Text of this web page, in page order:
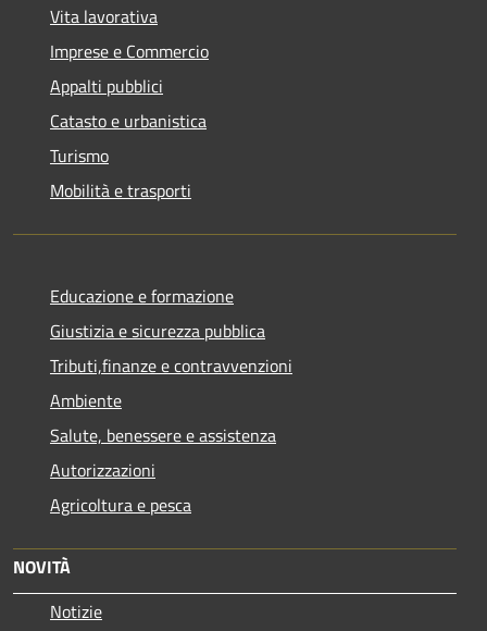
Vita lavorativa
Imprese e Commercio
Appalti pubblici
Catasto e urbanistica
Turismo
Mobilità e trasporti
Educazione e formazione
Giustizia e sicurezza pubblica
Tributi,finanze e contravvenzioni
Ambiente
Salute, benessere e assistenza
Autorizzazioni
Agricoltura e pesca
NOVITÀ
Notizie